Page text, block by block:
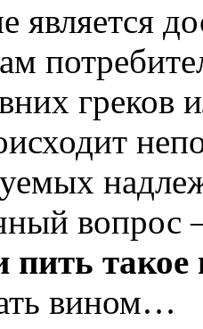
является
греков
вопрос
пить такое
вином…